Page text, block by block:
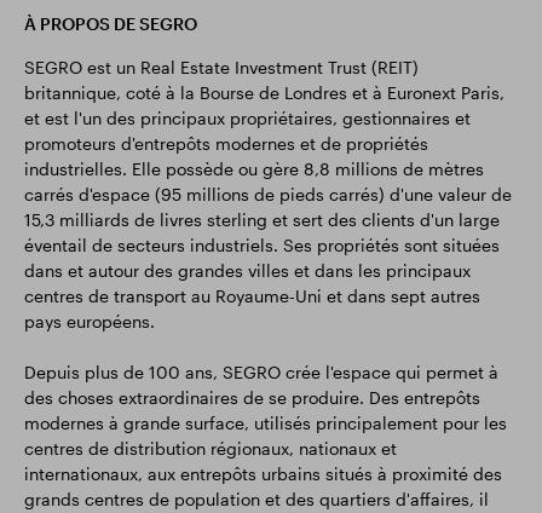
À PROPOS DE SEGRO
SEGRO est un Real Estate Investment Trust (REIT)
britannique, coté à la Bourse de Londres et à Euronext Paris,
et est l'un des principaux propriétaires, gestionnaires et
promoteurs d'entrepôts modernes et de propriétés
industrielles. Elle possède ou gère 8,8 millions de mètres
carrés d'espace (95 millions de pieds carrés) d'une valeur de
15,3 milliards de livres sterling et sert des clients d'un large
éventail de secteurs industriels. Ses propriétés sont situées
dans et autour des grandes villes et dans les principaux
centres de transport au Royaume-Uni et dans sept autres
pays européens.
Depuis plus de 100 ans, SEGRO crée l'espace qui permet à
des choses extraordinaires de se produire. Des entrepôts
modernes à grande surface, utilisés principalement pour les
centres de distribution régionaux, nationaux et
internationaux, aux entrepôts urbains situés à proximité des
grands centres de population et des quartiers d'affaires, il